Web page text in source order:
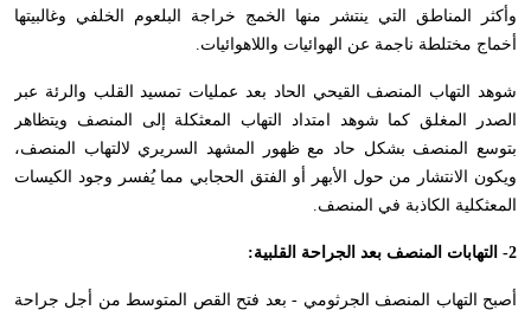
وأكثر المناطق التي ينتشر منها الخمج خراجة البلعوم الخلفي وغالبيتها
أخماج مختلطة ناجمة عن الهوائيات واللاهوائيات.
شوهد التهاب المنصف القيحي الحاد بعد عمليات تمسيد القلب والرئة عبر
الصدر المغلق كما شوهد امتداد التهاب المعثكلة إلى المنصف ويتظاهر
بتوسع المنصف بشكل حاد مع ظهور المشهد السريري لالتهاب المنصف،
ويكون الانتشار من حول الأبهر أو الفتق الحجابي مما يُفسر وجود الكيسات
المعثكلية الكاذبة في المنصف.
2- التهابات المنصف بعد الجراحة القلبية:
أصبح التهاب المنصف الجرثومي - بعد فتح القص المتوسط من أجل جراحة